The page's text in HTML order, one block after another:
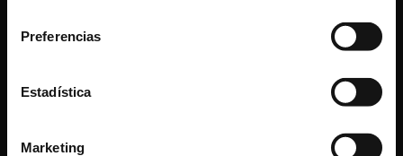
Preferencias
Estadística
Marketing